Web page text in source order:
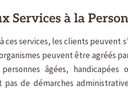
Services à la
ces services, les clients peuvent
organismes peuvent être agréés
âgées,
pas de démarches